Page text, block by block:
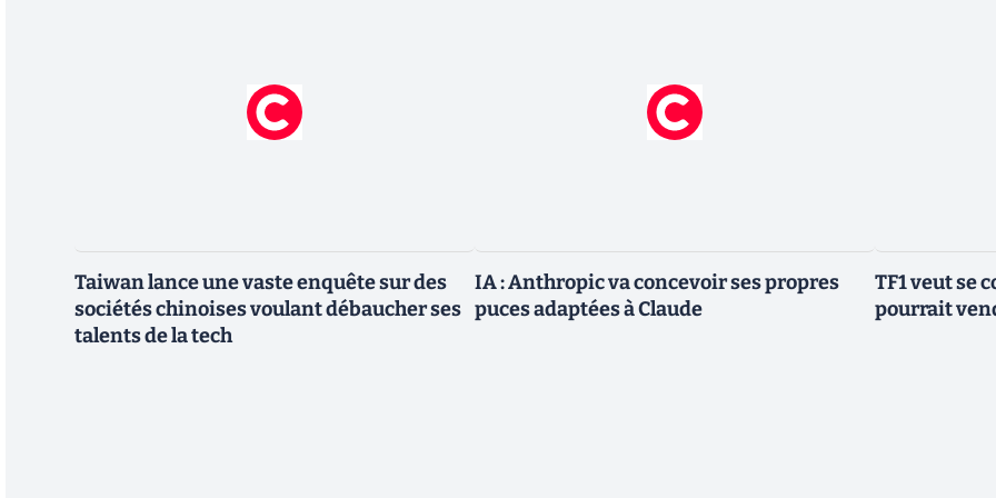
Taiwan lance une vaste enquête sur des
sociétés chinoises voulant débaucher ses
talents de la tech
IA : Anthropic va concevoir ses propres
puces adaptées à Claude
TF1 veut se
pourrait